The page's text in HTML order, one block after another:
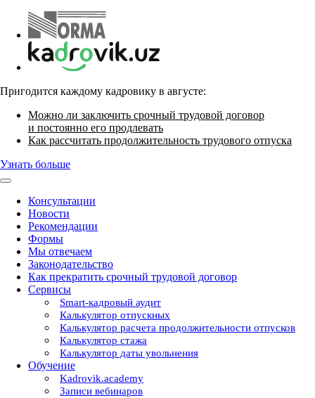
Пригодится каждому кадровику в августе:
Можно ли заключить срочный трудовой договор
и постоянно его продлевать
Как рассчитать продолжительность трудового отпуска
Узнать больше
Консультации
Новости
Рекомендации
Формы
Мы отвечаем
Законодательство
Как прекратить срочный трудовой договор
Сервисы
Smart-кадровый аудит
Калькулятор отпускных
Калькулятор расчета продолжительности отпусков
Калькулятор стажа
Калькулятор даты увольнения
Обучение
Kadrovik.academy
Записи вебинаров